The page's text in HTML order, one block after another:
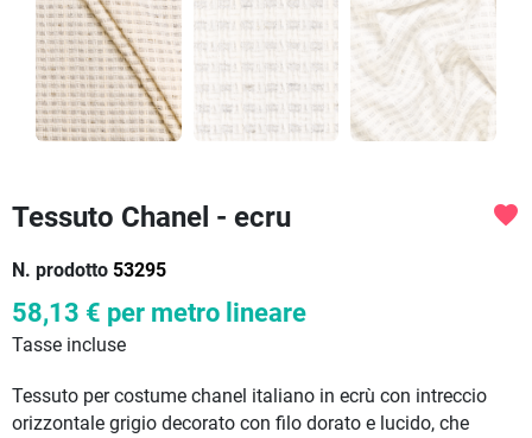
Tessuto Chanel - ecru
N. prodotto 53295
favorite
58,13 € per metro lineare
Tasse incluse
Tessuto per costume chanel italiano in ecrù con intreccio
orizzontale grigio decorato con filo dorato e lucido, che